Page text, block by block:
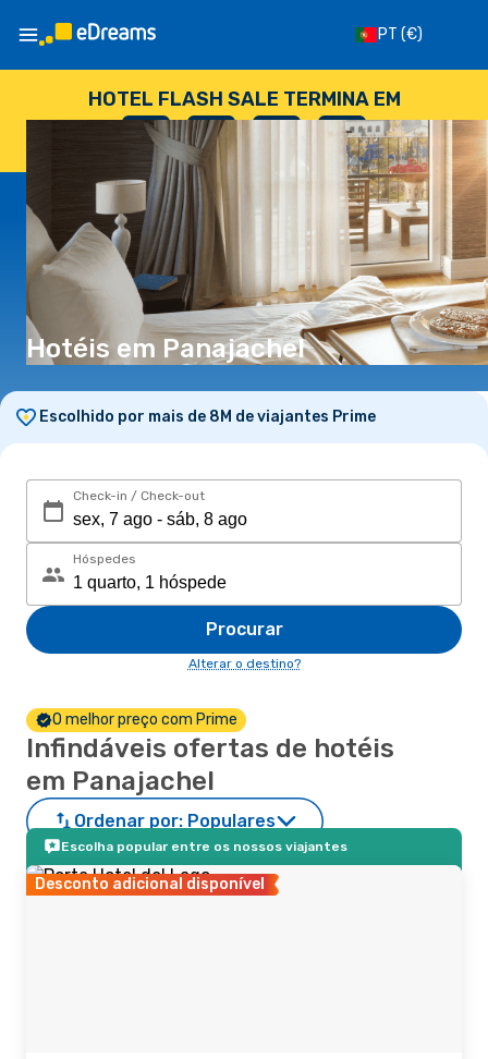
PT (€)
HOTEL FLASH SALE TERMINA EM
--
DIAS
: --
HORAS
: --
SEGUNDOS
Hotéis em Panajachel
Escolhido por mais de 8M de viajantes Prime
Check-in / Check-out
Hóspedes
Procurar
Alterar o destino?
O melhor preço com Prime
Infindáveis ofertas de hotéis
em Panajachel
Ordenar por: Populares
Escolha popular entre os nossos viajantes
Desconto adicional disponível